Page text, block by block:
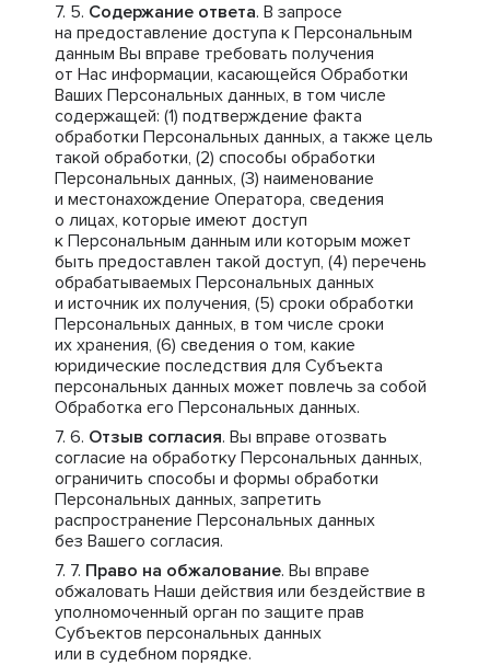
Содержание ответа. В запросе
на предоставление доступа к Персональным
данным Вы вправе требовать получения
от Нас информации, касающейся Обработки
Ваших Персональных данных, в том числе
содержащей: (1) подтверждение факта
обработки Персональных данных, а также цель
такой обработки, (2) способы обработки
Персональных данных, (3) наименование
и местонахождение Оператора, сведения
о лицах, которые имеют доступ
к Персональным данным или которым может
быть предоставлен такой доступ, (4) перечень
обрабатываемых Персональных данных
и источник их получения, (5) сроки обработки
Персональных данных, в том числе сроки
их хранения, (6) сведения о том, какие
юридические последствия для Субъекта
персональных данных может повлечь за собой
Обработка его Персональных данных.
Отзыв согласия. Вы вправе отозвать
согласие на обработку Персональных данных,
ограничить способы и формы обработки
Персональных данных, запретить
распространение Персональных данных
без Вашего согласия.
Право на обжалование. Вы вправе
обжаловать Наши действия или бездействие в
уполномоченный орган по защите прав
Субъектов персональных данных
или в судебном порядке.